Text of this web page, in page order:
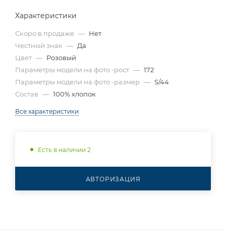
Характеристики
Скоро в продаже — Нет
Честный знак — Да
Цвет — Розовый
Параметры модели на фото -рост — 172
Параметры модели на фото -размер — S/44
Состав — 100% хлопок
Все характеристики
Есть в наличии 2
АВТОРИЗАЦИЯ